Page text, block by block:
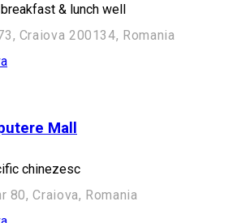
& lunch well
Craiova 200134, Romania
Mall
chinezesc
80, Craiova, Romania